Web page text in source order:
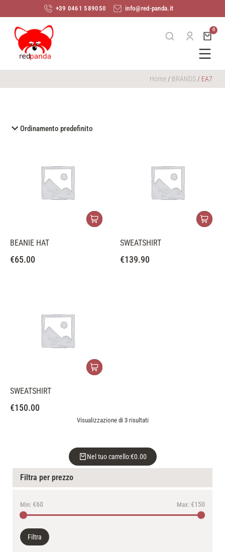
+39 0461 589050 info@red-panda.it
Home / BRANDS / EA7
Nel tuo carrello:€0.00
Filtra per prezzo
Min: €60 Max: €150
Filtra
BEANIE HAT
€65.00
SWEATSHIRT
€139.90
SWEATSHIRT
€150.00
Visualizzazione di 3 risultati